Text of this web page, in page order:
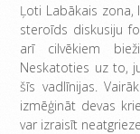
Ļoti Labākais
steroīds diskusiju
arī cilvēkiem
Neskatoties uz to,
šīs vadlīnijas.
izmēģināt devas
var izraisīt